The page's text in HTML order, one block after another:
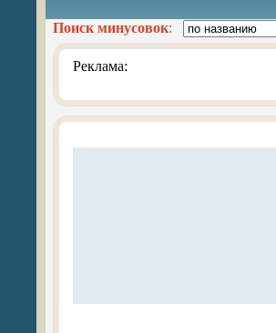
Поиск минусовок:
Реклама: